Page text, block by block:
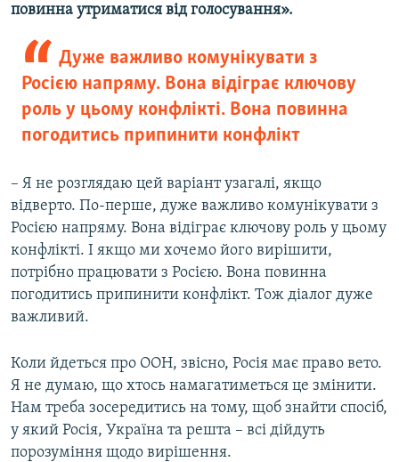
повинна утриматися від голосування».
Дуже важливо комунікувати з
Росією напряму. Вона відіграє ключову
роль у цьому конфлікті. Вона повинна
погодитись припинити конфлікт
– Я не розглядаю цей варіант узагалі, якщо
відверто. По-перше, дуже важливо комунікувати з
Росією напряму. Вона відіграє ключову роль у цьому
конфлікті. І якщо ми хочемо його вирішити,
потрібно працювати з Росією. Вона повинна
погодитись припинити конфлікт. Тож діалог дуже
важливий.
Коли йдеться про ООН, звісно, Росія має право вето.
Я не думаю, що хтось намагатиметься це змінити.
Нам треба зосередитись на тому, щоб знайти спосіб,
у який Росія, Україна та решта – всі дійдуть
порозуміння щодо вирішення.